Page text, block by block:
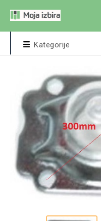
Kategorije